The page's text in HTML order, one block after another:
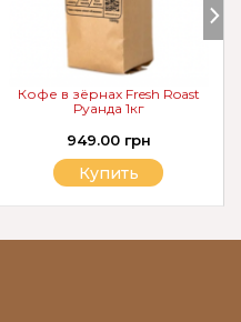
Кофе в зёрнах Fresh Roast
Руанда 1кг
949.00 грн
Купить